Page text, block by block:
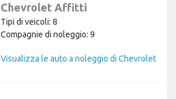
Chevrolet Affitti
Tipi di veicoli: 8
Compagnie di noleggio: 9
Visualizza le auto a noleggio di Chevrolet